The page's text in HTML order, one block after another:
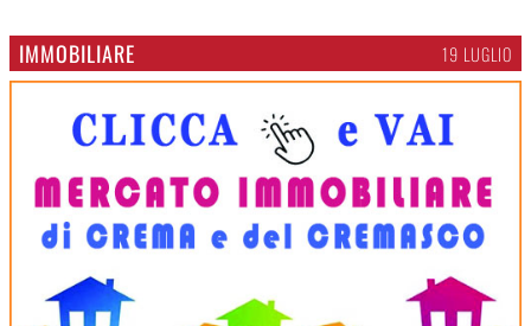
IMMOBILIARE 19 LUGLIO